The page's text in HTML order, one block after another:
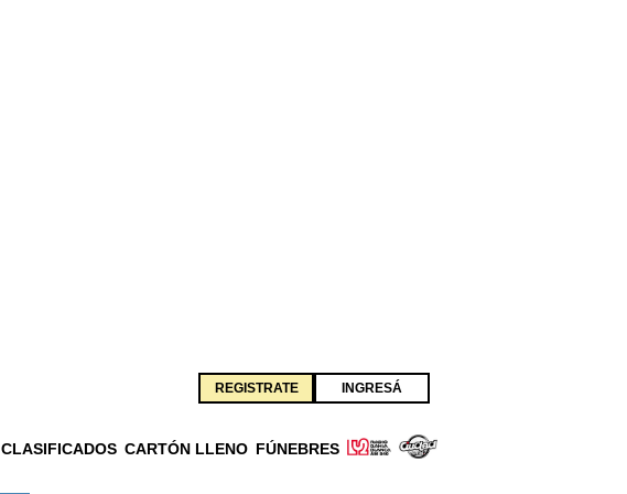
REGISTRATE INGRESÁ
CLASIFICADOS CARTÓN LLENO FÚNEBRES